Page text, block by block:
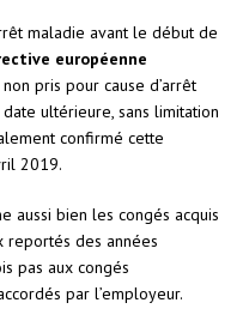
maladie avant le début de
européenne
pris pour cause d’arrêt
ultérieure, sans limitation
confirmé cette
2019.
aussi bien les congés acquis
reportés des années
pas aux congés
par l’employeur.